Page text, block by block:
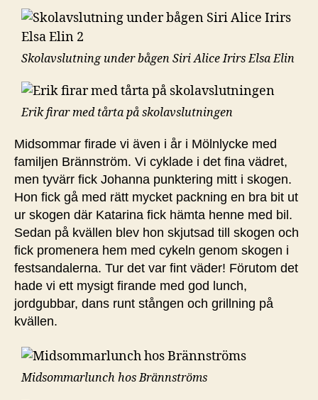
Skolavslutning under bågen Siri Alice Irirs Elsa Elin
Erik firar med tårta på skolavslutningen
Midsommar firade vi även i år i Mölnlycke med
familjen Brännström. Vi cyklade i det fina vädret,
men tyvärr fick Johanna punktering mitt i skogen.
Hon fick gå med rätt mycket packning en bra bit ut
ur skogen där Katarina fick hämta henne med bil.
Sedan på kvällen blev hon skjutsad till skogen och
fick promenera hem med cykeln genom skogen i
festsandalerna. Tur det var fint väder! Förutom det
hade vi ett mysigt firande med god lunch,
jordgubbar, dans runt stången och grillning på
kvällen.
Midsommarlunch hos Brännströms